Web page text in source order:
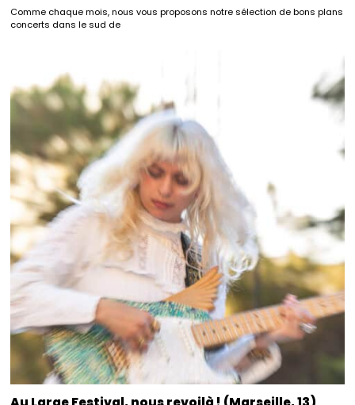
Comme chaque mois, nous vous proposons notre sélection de bons plans
concerts dans le sud de